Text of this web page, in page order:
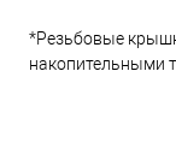
*Резьбовые
накопительными